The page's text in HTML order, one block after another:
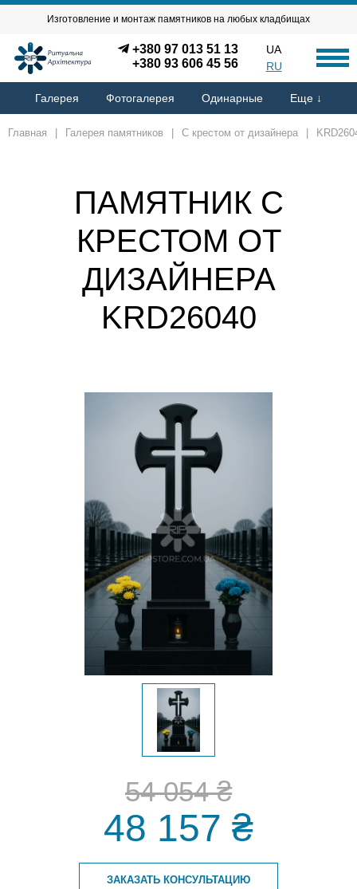
Изготовление и монтаж памятников на любых кладбищах
+380 97 013 51 13
+380 93 606 45 56
UA
RU
Галерея Фотогалерея Одинарные Еще ↓
Главная Галерея памятников С крестом от дизайнера
ПАМЯТНИК С
КРЕСТОМ ОТ
ДИЗАЙНЕРА
KRD26040
54 054 ₴
48 157 ₴
ЗАКАЗАТЬ КОНСУЛЬТАЦИЮ